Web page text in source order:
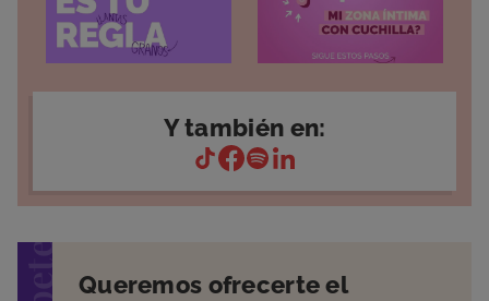
Y también en:
Queremos ofrecerte el